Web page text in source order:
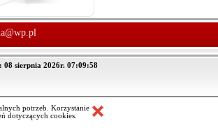
08 sierpnia 2026r. 07:09:58
potrzeb. Korzystanie
dotyczących cookies.